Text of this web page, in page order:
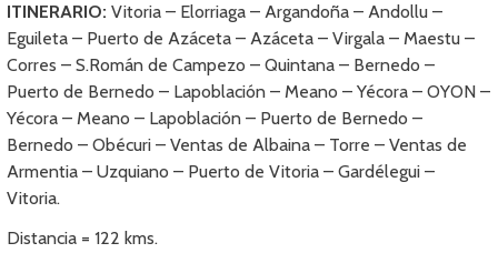
ITINERARIO: Vitoria – Elorriaga – Argandoña – Andollu –
Eguileta – Puerto de Azáceta – Azáceta – Virgala – Maestu –
Corres – S.Román de Campezo – Quintana – Bernedo –
Puerto de Bernedo – Lapoblación – Meano – Yécora – OYON –
Yécora – Meano – Lapoblación – Puerto de Bernedo –
Bernedo – Obécuri – Ventas de Albaina – Torre – Ventas de
Armentia – Uzquiano – Puerto de Vitoria – Gardélegui –
Vitoria.
Distancia = 122 kms.